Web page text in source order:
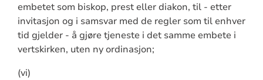
embetet som biskop, prest eller diakon, til - etter
invitasjon og i samsvar med de regler som til enhver
tid gjelder - å gjøre tjeneste i det samme embete i
vertskirken, uten ny ordinasjon;
(vi)